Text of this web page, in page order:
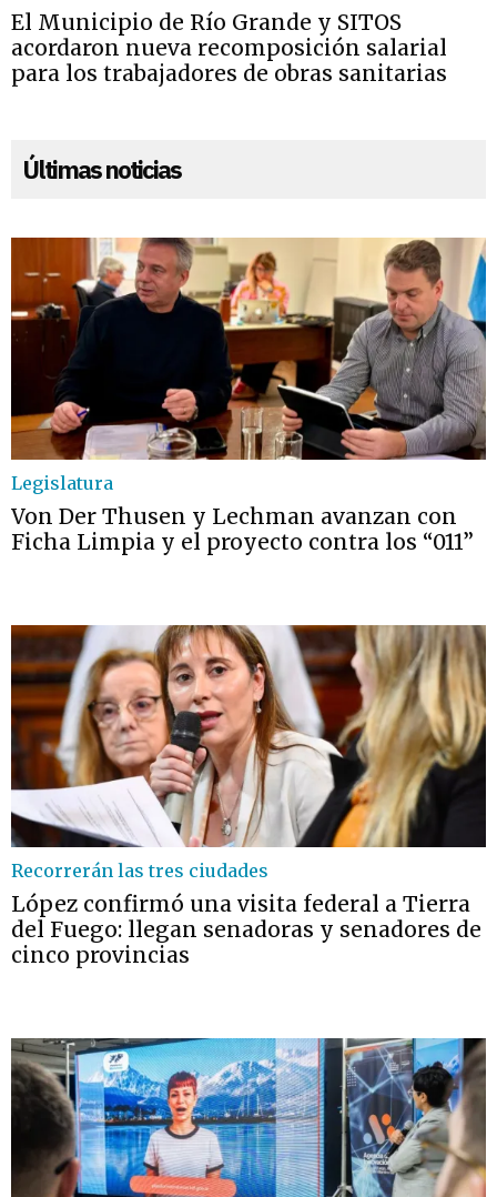
El Municipio de Río Grande y SITOS
acordaron nueva recomposición salarial
para los trabajadores de obras sanitarias
Últimas noticias
Legislatura
Von Der Thusen y Lechman avanzan con
Ficha Limpia y el proyecto contra los “011”
Recorrerán las tres ciudades
López confirmó una visita federal a Tierra
del Fuego: llegan senadoras y senadores de
cinco provincias